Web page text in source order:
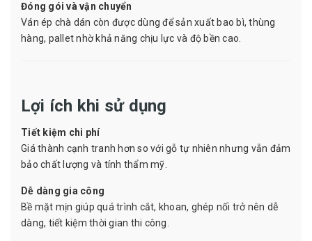
Đóng gói và vận chuyển
Ván ép chà dán còn được dùng để sản xuất bao bì, thùng
hàng, pallet nhờ khả năng chịu lực và độ bền cao.
Lợi ích khi sử dụng
Tiết kiệm chi phí
Giá thành cạnh tranh hơn so với gỗ tự nhiên nhưng vẫn đảm
bảo chất lượng và tính thẩm mỹ.
Dễ dàng gia công
Bề mặt mịn giúp quá trình cắt, khoan, ghép nối trở nên dễ
dàng, tiết kiệm thời gian thi công.